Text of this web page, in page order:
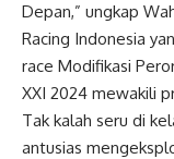
Depan,” ungkap
Racing Indonesia
race Modifikasi
XXI 2024 mewakili
Tak kalah seru di
antusias